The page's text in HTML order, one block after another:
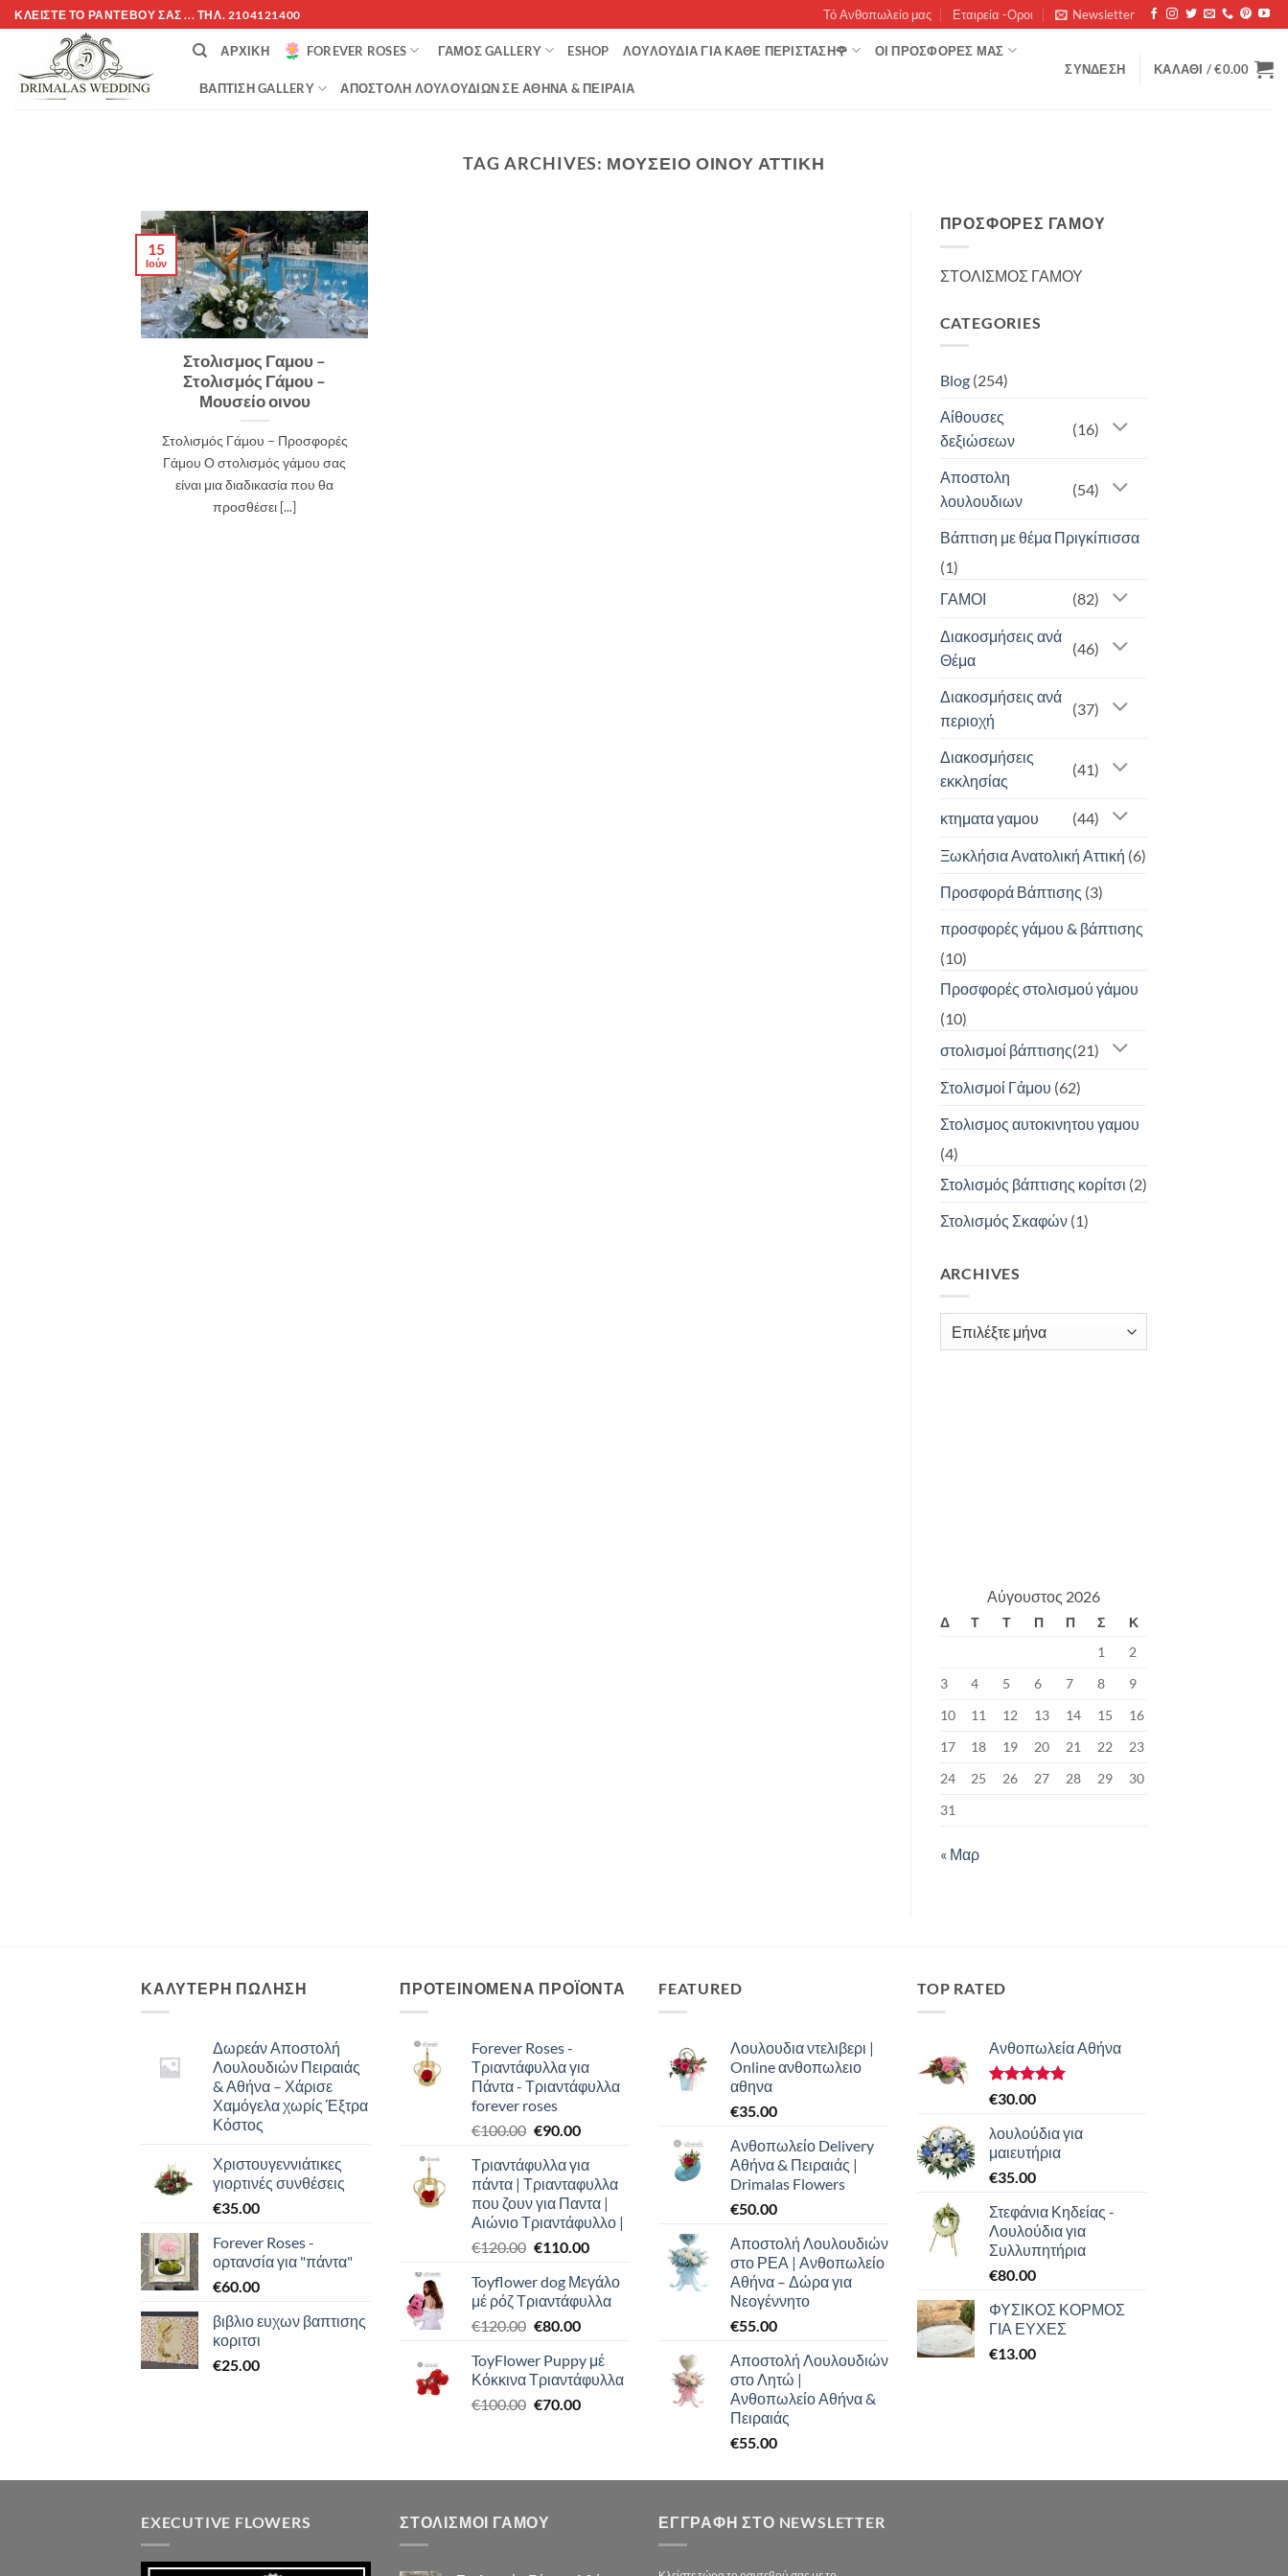
Μετάβαση
στο
περιεχόμενο
ΚΛΕΊΣΤΕ ΤΌ ΡΑΝΤΕΒΟΎ ΣΑΣ ... ΤΗΛ. 2104121400 Τό Ανθοπωλείο μας Εταιρεία -Οροι Newsletter
ΑΡΧΙΚΉ FOREVER ROSES ΓΆΜΟΣ GALLERY ESHOP ΛΟΥΛΟΥΔΙΑ ΓΙΑ ΚΑΘΕ ΠΕΡΙΣΤΑΣΗ🌹 ΟΊ ΠΡΟΣΦΟΡΈΣ ΜΑΣ
ΒΆΠΤΙΣΗ GALLERY ΑΠΟΣΤΟΛΉ ΛΟΥΛΟΥΔΙΏΝ ΣΕ ΑΘΉΝΑ & ΠΕΙΡΑΙΆ
ΣΎΝΔΕΣΗ ΚΑΛΆΘΙ /€0.00
TAG ARCHIVES: ΜΟΥΣΕΙΟ ΟΙΝΟΥ ΑΤΤΙΚΗ
Στολισμος Γαμου –
Στολισμός Γάμου –
Μουσείο οινου
Στολισμός Γάμου – Προσφορές
Γάμου Ο στολισμός γάμου σας
είναι μια διαδικασία που θα
προσθέσει [...]
15
Ιούν
ΠΡΟΣΦΟΡΈΣ ΓΆΜΟΥ
ΣΤΟΛΙΣΜΟΣ ΓΑΜΟΥ
CATEGORIES
Blog(254)
Αίθουσες
δεξιώσεων
(16)
Αποστολη
λουλουδιων
(54)
Βάπτιση με θέμα Πριγκίπισσα
(1)
ΓΑΜΟΙ
(82)
Διακοσμήσεις ανά
Θέμα
(46)
Διακοσμήσεις ανά
περιοχή
(37)
Διακοσμήσεις
εκκλησίας
(41)
κτηματα γαμου (44)
Ξωκλήσια Ανατολική Αττική (6)
Προσφορά Βάπτισης (3)
προσφορές γάμου & βάπτισης
(10)
Προσφορές στολισμού γάμου
(10)
στολισμοί βάπτισης(21)
Στολισμοί Γάμου (62)
Στολισμος αυτοκινητου γαμου
(4)
Στολισμός βάπτισης κορίτσι (2)
Στολισμός Σκαφών(1)
ARCHIVES
Archives
Αύγουστος 2026
Δ Τ Τ Π Π Σ
Κ
1
2
3
4 5 6 7 8
9
10
11 12 13 14 15
16
17
18 19 20 21 22
23
24
25 26 27 28 29
30
31
« Μαρ
ΚΑΛΥΤΕΡΗ ΠΩΛΗΣΗ
Δωρεάν Αποστολή
Λουλουδιών Πειραιάς
& Αθήνα – Χάρισε
Χαμόγελα χωρίς Έξτρα
Κόστος
Χριστουγεννιάτικες
γιορτινές συνθέσεις
€35.00
Forever Roses -
ορτανσία για "πάντα"
€60.00
βιβλιο ευχων βαπτισης
κοριτσι
€25.00
ΠΡΟΤΕΙΝΟΜΕΝΑ ΠΡΟΪΟΝΤΑ
Forever Roses -
Τριαντάφυλλα για
Πάντα - Τριαντάφυλλα
forever roses
€100.00 Original
was:
€100.00.
€90.00Η
τιμή
είναι:
€90.00.
Τριαντάφυλλα για
πάντα | Τριανταφυλλα
που ζουν για Παντα |
Αιώνιο Τριαντάφυλλο |
€120.00 Original
was:
€120.00.
€110.00Η
τιμή
είναι:
Toyflower dog Μεγάλο
μέ ρόζ Τριαντάφυλλα
€120.00 Original
was:
€120.00.
€80.00Η
τιμή
είναι:
€80.00.
ToyFlower Puppy μέ
Κόκκινα Τριαντάφυλλα
€100.00 Original
€70.00Η
€70.00.
FEATURED
Λουλουδια ντελιβερι |
Online ανθοπωλειο
αθηνα
€35.00
Ανθοπωλείο Delivery
Αθήνα & Πειραιάς |
Drimalas Flowers
€50.00
Αποστολή Λουλουδιών
στο ΡΕΑ | Ανθοπωλείο
Αθήνα – Δώρα για
Νεογέννητο
€55.00
Αποστολή Λουλουδιών
στο Λητώ |
Ανθοπωλείο Αθήνα &
Πειραιάς
€55.00
TOP RATED
Ανθοπωλεία Αθήνα
Βαθμολογήθηκε
από 5
€30.00
λουλούδια για
μαιευτήρια
€35.00
Στεφάνια Κηδείας -
Λουλούδια για
Συλλυπητήρια
€80.00
ΦΥΣΙΚΟΣ ΚΟΡΜΟΣ
ΓΙΑ ΕΥΧΕΣ
€13.00
EXECUTIVE FLOWERS ΣΤΟΛΙΣΜΟΙ ΓΑΜΟΥ ΕΓΓΡΑΦΉ ΣΤΟ NEWSLETTER